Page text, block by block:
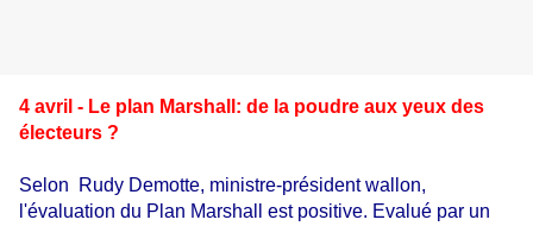
4 avril - Le plan Marshall: de la poudre aux yeux des
électeurs ?
Selon Rudy Demotte, ministre-président wallon,
l'évaluation du Plan Marshall est positive. Evalué par un